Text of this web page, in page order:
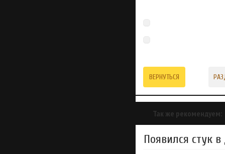
ВЕРНУТЬСЯ
Так же рекомендуем:
Появился стук